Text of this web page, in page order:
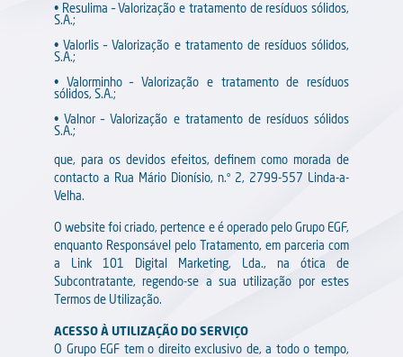
• Resulima – Valorização e tratamento de resíduos sólidos,
S.A.;
• Valorlis – Valorização e tratamento de resíduos sólidos,
S.A.;
• Valorminho – Valorização e tratamento de resíduos
sólidos, S.A.;
• Valnor – Valorização e tratamento de resíduos sólidos
S.A.;
que, para os devidos efeitos, definem como morada de
contacto a Rua Mário Dionísio, n.º 2, 2799-557 Linda-a-
Velha.
O website foi criado, pertence e é operado pelo Grupo EGF,
enquanto Responsável pelo Tratamento, em parceria com
a Link 101 Digital Marketing, Lda., na ótica de
Subcontratante, regendo-se a sua utilização por estes
Termos de Utilização.
ACESSO À UTILIZAÇÃO DO SERVIÇO
O Grupo EGF tem o direito exclusivo de, a todo o tempo,